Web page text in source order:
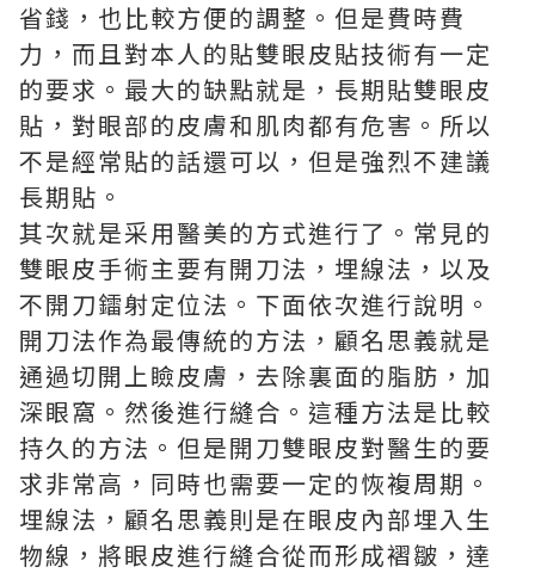
省錢，也比較方便的調整。但是費時費
力，而且對本人的貼雙眼皮貼技術有一定
的要求。最大的缺點就是，長期貼雙眼皮
貼，對眼部的皮膚和肌肉都有危害。所以
不是經常貼的話還可以，但是強烈不建議
長期貼。
其次就是采用醫美的方式進行了。常見的
雙眼皮手術主要有開刀法，埋線法，以及
不開刀鐳射定位法。下面依次進行說明。
開刀法作為最傳統的方法，顧名思義就是
通過切開上瞼皮膚，去除裏面的脂肪，加
深眼窩。然後進行縫合。這種方法是比較
持久的方法。但是開刀雙眼皮對醫生的要
求非常高，同時也需要一定的恢複周期。
埋線法，顧名思義則是在眼皮內部埋入生
物線，將眼皮進行縫合從而形成褶皺，達